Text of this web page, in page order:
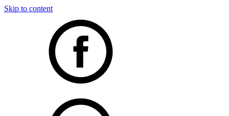
Skip to content